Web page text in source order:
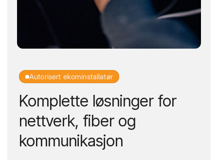
Autorisert ekominstallatør
Komplette løsninger for
nettverk, fiber og
kommunikasjon